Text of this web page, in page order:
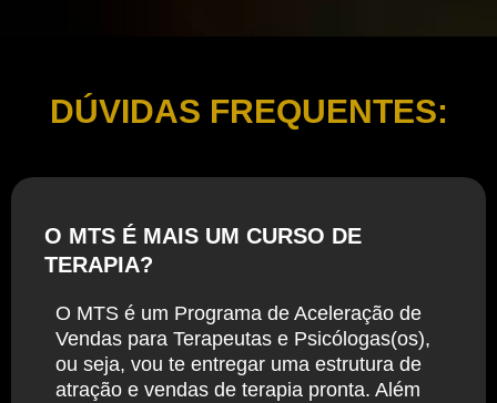
DÚVIDAS FREQUENTES:
O MTS É MAIS UM CURSO DE
TERAPIA?
O MTS é um Programa de Aceleração de
Vendas para Terapeutas e Psicólogas(os),
ou seja, vou te entregar uma estrutura de
atração e vendas de terapia pronta. Além